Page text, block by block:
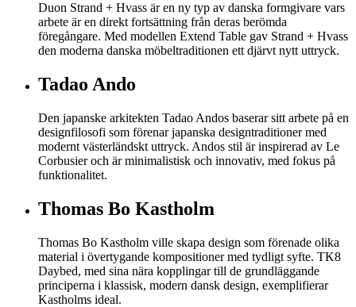
Duon Strand + Hvass är en ny typ av danska formgivare vars
arbete är en direkt fortsättning från deras berömda
föregångare. Med modellen Extend Table gav Strand + Hvass
den moderna danska möbeltraditionen ett djärvt nytt uttryck.
Tadao Ando
Den japanske arkitekten Tadao Andos baserar sitt arbete på en
designfilosofi som förenar japanska designtraditioner med
modernt västerländskt uttryck. Andos stil är inspirerad av Le
Corbusier och är minimalistisk och innovativ, med fokus på
funktionalitet.
Thomas Bo Kastholm
Thomas Bo Kastholm ville skapa design som förenade olika
material i övertygande kompositioner med tydligt syfte. TK8
Daybed, med sina nära kopplingar till de grundläggande
principerna i klassisk, modern dansk design, exemplifierar
Kastholms ideal.